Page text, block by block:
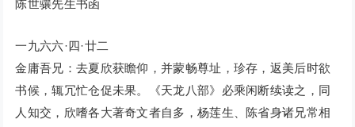
陈世骧先生书函
一九六六·四·廿二
金庸吾兄：去夏欣获瞻仰，并蒙畅尊址，珍存，返美后时欲
书候，辄冗忙仓促未果。《天龙八部》必乘闲断续读之，同
人知交，欣嗜各大著奇文者自多，杨莲生、陈省身诸兄常相